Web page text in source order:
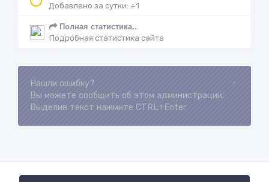
Добавлено за сутки: +1
Полная статистика..
Подробная статистика сайта
Loading...
Нашли ошибку?
Вы можете сообщить об этом администрации.
Выделив текст нажмите CTRL+Enter